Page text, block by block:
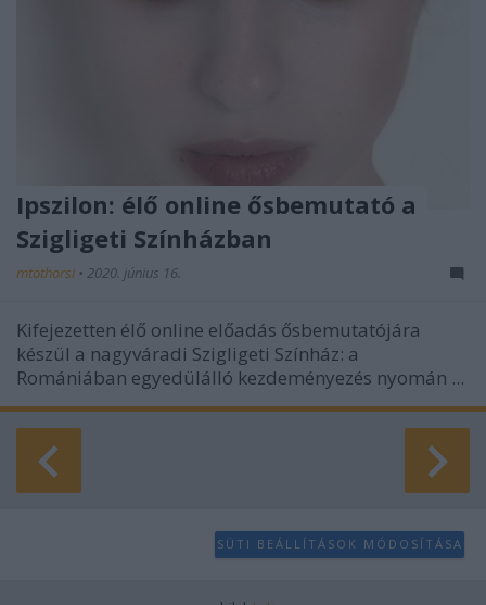
Ipszilon: élő online ősbemutató a
Szigligeti Színházban
mtothorsi • 2020. június 16.
Kifejezetten élő online előadás ősbemutatójára
készül a nagyváradi Szigligeti Színház: a
Romániában egyedülálló kezdeményezés nyomán ...
SÜTI BEÁLLÍTÁSOK MÓDOSÍTÁSA